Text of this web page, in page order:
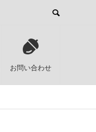
お問い合わせ